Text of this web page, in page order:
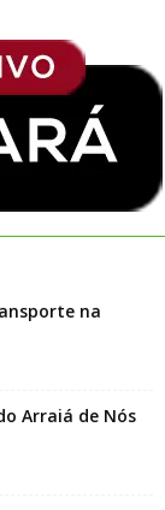
na
Arraiá de Nós